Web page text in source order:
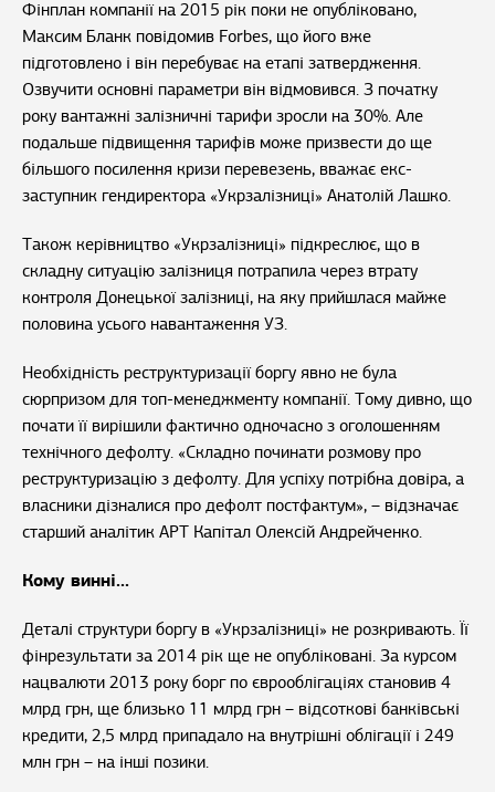
Фінплан компанії на 2015 рік поки не опубліковано,
Максим Бланк повідомив Forbes, що його вже
підготовлено і він перебуває на етапі затвердження.
Озвучити основні параметри він відмовився. З початку
року вантажні залізничні тарифи зросли на 30%. Але
подальше підвищення тарифів може призвести до ще
більшого посилення кризи перевезень, вважає екс-
заступник гендиректора «Укрзалізниці» Анатолій Лашко.
Також керівництво «Укрзалізниці» підкреслює, що в
складну ситуацію залізниця потрапила через втрату
контроля Донецької залізниці, на яку прийшлася майже
половина усього навантаження УЗ.
Необхідність реструктуризації боргу явно не була
сюрпризом для топ-менеджменту компанії. Тому дивно, що
почати її вирішили фактично одночасно з оголошенням
технічного дефолту. «Складно починати розмову про
реструктуризацію з дефолту. Для успіху потрібна довіра, а
власники дізналися про дефолт постфактум», – відзначає
старший аналітик АРТ Капітал Олексій Андрейченко.
Кому винні...
Деталі структури боргу в «Укрзалізниці» не розкривають. Її
фінрезультати за 2014 рік ще не опубліковані. За курсом
нацвалюти 2013 року борг по єврооблігаціях становив 4
млрд грн, ще близько 11 млрд грн – відсоткові банківські
кредити, 2,5 млрд припадало на внутрішні облігації і 249
млн грн – на інші позики.